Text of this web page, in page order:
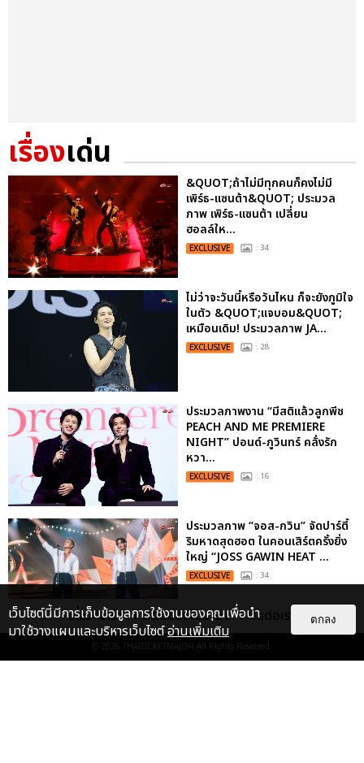
เรื่องเด่น
&QUOT;ถ้าไม่มีทุกคนก็คงไม่มี
เพิร์ธ-แซนต้า&QUOT; ประมวล
ภาพ เพิร์ธ-แซนต้า เปลี่ยน
ฮอลล์ให...
EXCLUSIVE : 34
ไม่ว่าจะวันนี้หรือวันไหน ก็จะยังภูมิใจ
ในตัว &QUOT;แจบอม&QUOT;
เหมือนเดิม! ประมวลภาพ JA...
EXCLUSIVE : 28
ประมวลภาพงาน “มีสติแล้วลูกพีช
PEACH AND ME PREMIERE
NIGHT” ปอนด์-ภูวินทร์ คลั่งรัก
หวา...
EXCLUSIVE : 16
ประมวลภาพ “จอส-กวิน” จัดปาร์ตี้
ริมหาดสุดฮอต ในคอนเสิร์ตครั้งยิ่ง
ใหญ่ “JOSS GAWIN HEAT ...
EXCLUSIVE : 34
“ช่วงเวลาที่ไม่ได้เจอกันพิสูจน์แล้วว่า
เกี่ยวกับเรา ติดต่อลงโฆษณา ติดต่อเรา
© 2026 THAITICKETMAJOR All Rights Reserved.
เว็บไซต์นี้มีการเก็บข้อมูลการใช้งานของคุณเพื่อนำ
มาใช้วางแผนและบริหารเว็บไซต์อ่านเพิ่มเติม
ตกลง